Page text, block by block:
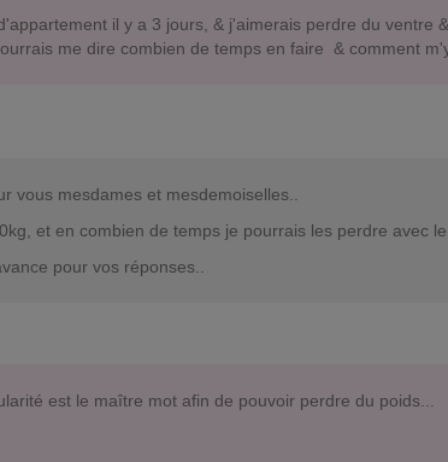
il y a 3 jours, & j'aimerais perdre du ventre
me dire combien de temps en faire & comment
vous mesdames et mesdemoiselles..
et en combien de temps je pourrais les perdre avec
pour vos réponses..
est le maître mot afin de pouvoir perdre du poids...